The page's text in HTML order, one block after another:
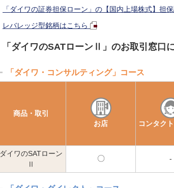
「ダイワの証券担保ローン」の【国内上場株式】担
レバレッジ型銘柄はこちら
「ダイワのSATローンⅡ」のお取引窓口
「ダイワ・コンサルティング」コース
商品・取引
お店
コンタク
ダイワのSATローン
Ⅱ
可
-